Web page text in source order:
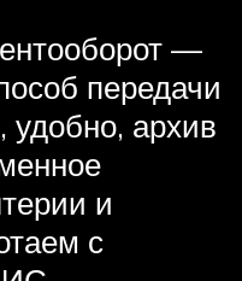
—
передачи
удобно, архив
и
с